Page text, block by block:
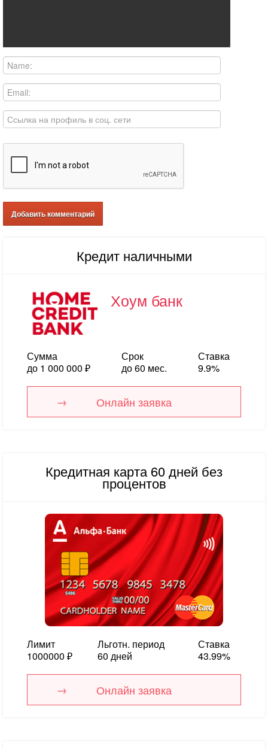
Кредит наличными
Хоум банк
Сумма
до 1 000 000 ₽
Срок
до 60 мес.
Ставка
9.9%
Онлайн заявка
Кредитная карта 60 дней без
процентов
Лимит
1000000 ₽
Льготн. период
60 дней
Ставка
43.99%
Онлайн заявка